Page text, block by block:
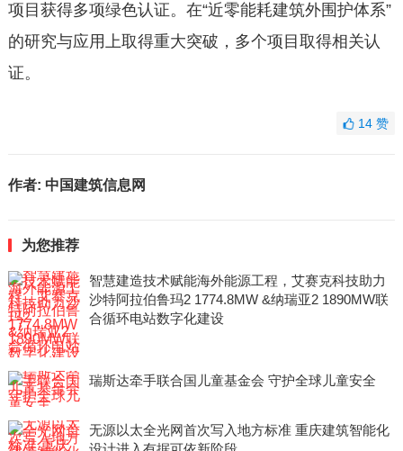
项目获得多项绿色认证。在“近零能耗建筑外围护体系”
的研究与应用上取得重大突破，多个项目取得相关认
证。
14赞
作者: 中国建筑信息网
为您推荐
智慧建造技术赋能海外能源工程，艾赛克科技助力
沙特阿拉伯鲁玛2 1774.8MW &纳瑞亚2 1890MW联
合循环电站数字化建设
瑞斯达牵手联合国儿童基金会 守护全球儿童安全
无源以太全光网首次写入地方标准 重庆建筑智能化